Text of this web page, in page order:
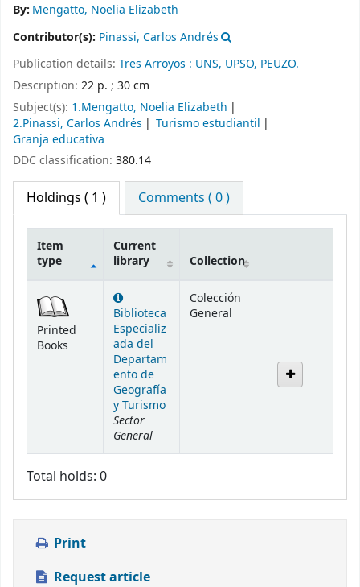
By: Mengatto, Noelia Elizabeth
Contributor(s): Pinassi, Carlos Andrés
Publication details: Tres Arroyos : UNS, UPSO, PEUZO.
Description: 22 p. ; 30 cm
Subject(s): 1.Mengatto, Noelia Elizabeth
2.Pinassi, Carlos Andrés
Turismo estudiantil
Granja educativa
DDC classification: 380.14
Holdings ( 1 ) Comments ( 0 )
Item
type
Current
library
Collection
Printed
Books
Biblioteca
Especializ
ada del
Departam
ento de
Geografía
y Turismo
Sector
General
Colección
General
Total holds: 0
Print
Request article